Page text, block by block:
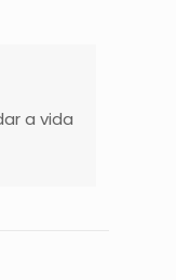
a vida